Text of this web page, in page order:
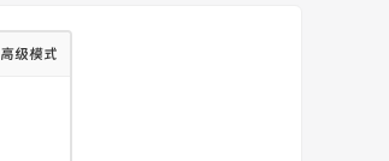
高级模式